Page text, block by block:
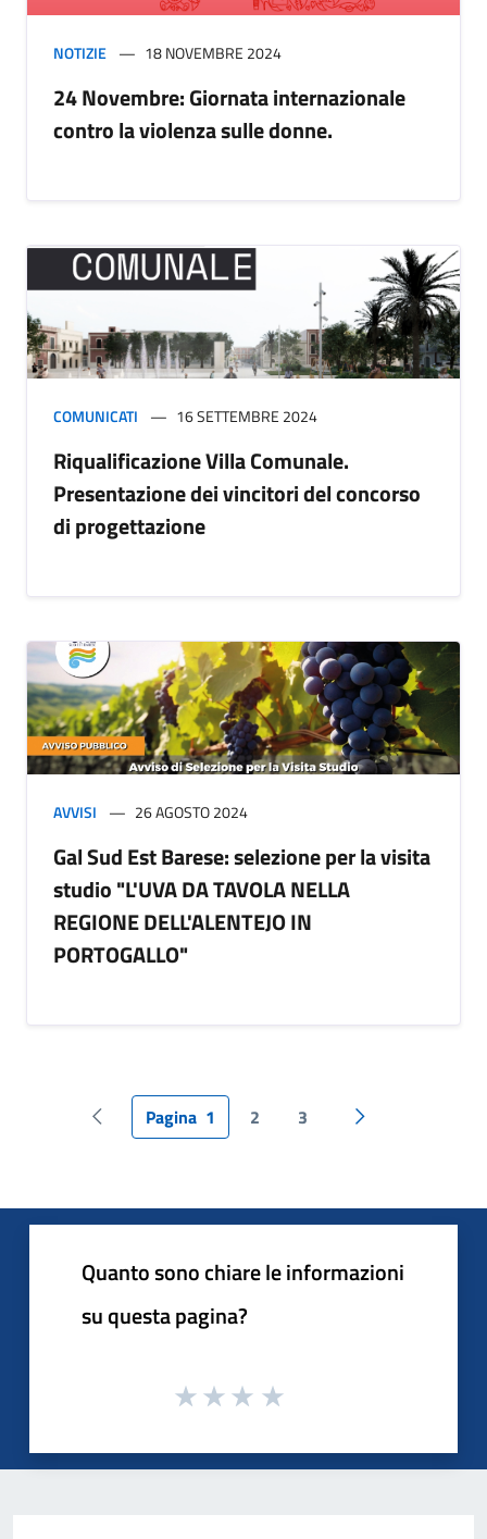
NOTIZIE 18 NOVEMBRE 2024
24 Novembre: Giornata internazionale
contro la violenza sulle donne.
COMUNICATI 16 SETTEMBRE 2024
Riqualificazione Villa Comunale.
Presentazione dei vincitori del concorso
di progettazione
AVVISI 26 AGOSTO 2024
Gal Sud Est Barese: selezione per la visita
studio "L'UVA DA TAVOLA NELLA
REGIONE DELL'ALENTEJO IN
PORTOGALLO"
Pagina precedente
Pagina 1 2 3 Pagina
Quanto sono chiare le informazioni
su questa pagina?